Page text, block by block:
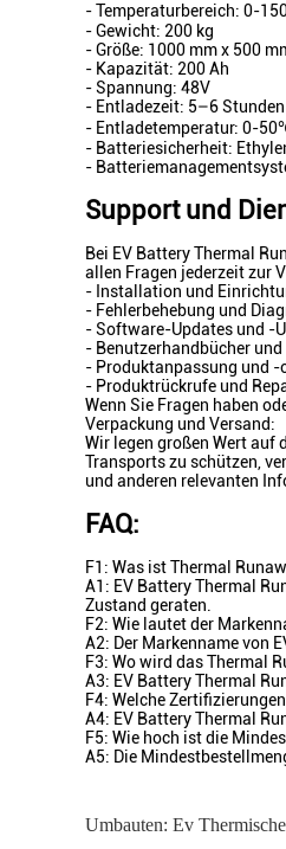
- Temperaturbereich: 0-
- Gewicht: 200 kg
- Größe: 1000 mm x 500
- Kapazität: 200 Ah
- Spannung: 48V
- Entladezeit: 5–6 Stunden
- Entladetemperatur: 0-
- Batteriesicherheit:
-
Support und
Bei EV Battery Thermal
allen Fragen jederzeit zur
- Installation und
- Fehlerbehebung und
- Software-Updates und -
- Benutzerhandbücher
- Produktanpassung und
- Produktrückrufe und
Wenn Sie Fragen haben
Verpackung und Versand:
Wir legen großen Wert auf
Transports zu schützen,
und anderen relevanten
FAQ:
F1: Was ist Thermal
A1: EV Battery Thermal
Zustand geraten.
F2: Wie lautet der
A2: Der Markenname von
F3: Wo wird das Thermal
A3: EV Battery Thermal
F4: Welche
A4: EV Battery Thermal
F5: Wie hoch ist die
A5: Die
Umbauten: Ev